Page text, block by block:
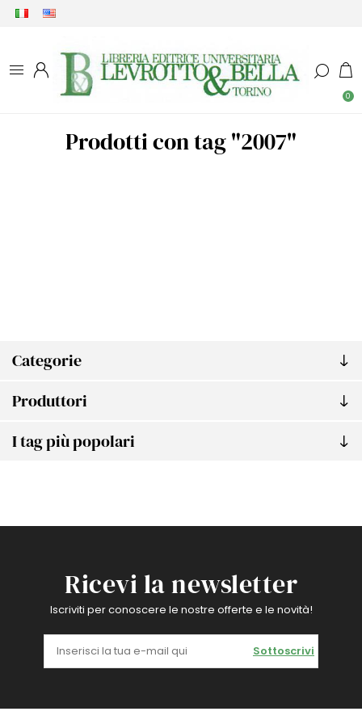
0
Categorie
Produttori
I tag più popolari
Prodotti con tag "2007"
Ricevi la newsletter
Iscriviti per conoscere le nostre offerte e le novità!
Sottoscrivi